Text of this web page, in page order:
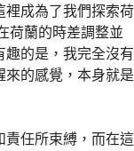
裡成為了我們探索荷
荷蘭的時差調整並
趣的是，我完全沒有
來的感覺，本身就是
責任所束縛，而在這